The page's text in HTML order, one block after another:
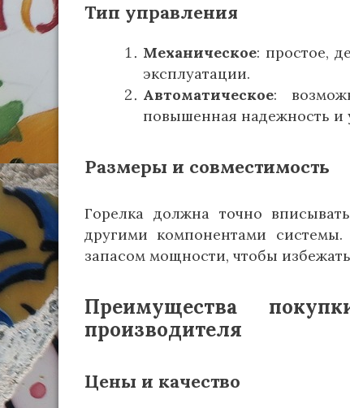
Тип управления
Механическое: простое,
эксплуатации.
Автоматическое:
повышенная надежность и
Размеры и совместимость
Горелка должна точно
другими компонентами
запасом мощности, чтобы
Преимущества
производителя
Цены и качество